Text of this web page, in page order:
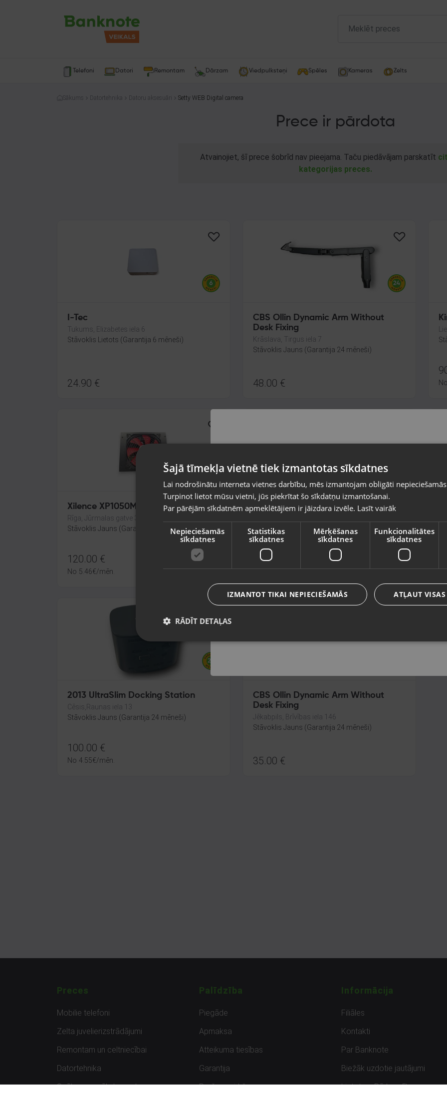
Telefoni Datori Remontam Dārzam Viedpulksteņi Spēles Kameras Zelts
Sākums Datortehnika Datoru aksesuāri Setty WEB Digital camera
Prece ir pārdota
Atvainojiet, šī prece šobrīd nav pieejama. Taču piedāvājam parskatīt
kategorijas preces.
I-Tec
Tukums, Elizabetes iela 6
Stāvoklis Lietots (Garantija 6 mēneši)
24.90 €
CBS Ollin Dynamic Arm Without
Desk Fixing
Krāslava, Tirgus iela 7
Stāvoklis Jauns (Garantija 24 mēneši)
48.00 € No
Xilence XP1050MR9.2 1050 W
Rīga, Jūrmalas gatve 30
Stāvoklis Jauns (Garantija 24 mēneši)
120.00 €
No 5.46€/mēn.
Hama 00200107
Stāvoklis Mazlietots (Garantija 12 mēneši)
15.00€
2013 UltraSlim Docking Station
Cēsis,Raunas iela 13
Stāvoklis Jauns (Garantija 24 mēneši)
100.00 €
No 4.55€/mēn.
CBS Ollin Dynamic Arm Without
Desk Fixing
Jēkabpils, Brīvības iela 146
Stāvoklis Jauns (Garantija 24 mēneši)
35.00 €
Preces
Mobilie telefoni
Zelta juvelierizstrādājumi
Remontam un celtniecībai
Datortehnika
Spēles un spēļu konsoles
Palīdzība
Piegāde
Apmaksa
Atteikuma tiesības
Garantija
Preču uzpirkšana
Informācija
Filiāles
Kontakti
Par Banknote
Biežāk uzdotie jautājumi
Lietots – Pārbaudīts
valsti
Vietnes saturs būs attēlots izvēlētajā valodā
Valsts
Valoda
Latviešu / Latvian
Šajā tīmekļa vietnē tiek izmantotas sīkdatnes
Lai nodrošinātu interneta vietnes darbību, mēs izmantojam obligāti
Turpinot lietot mūsu vietni, jūs piekrītat šo sīkdatņu izmantošanai.
Par pārējām sīkdatnēm apmeklētājiem ir jāizdara izvēle. Lasīt vairāk
Nepieciešamās
sīkdatnes
Statistikas
sīkdatnes
Mērķēšanas
sīkdatnes
Funkcionalitātes
sīkdatnes
ATĻAUT
IZMANTOT TIKAI NEPIECIEŠAMĀS
RĀDĪT DETAĻAS